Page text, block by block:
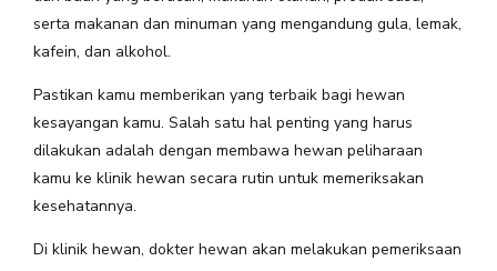
serta makanan dan minuman yang mengandung gula, lemak,
kafein, dan alkohol.
Pastikan kamu memberikan yang terbaik bagi hewan
kesayangan kamu. Salah satu hal penting yang harus
dilakukan adalah dengan membawa hewan peliharaan
kamu ke klinik hewan secara rutin untuk memeriksakan
kesehatannya.
Di klinik hewan, dokter hewan akan melakukan pemeriksaan